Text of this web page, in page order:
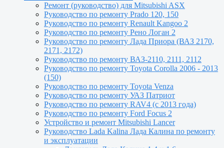
Ремонт (руководство) для Mitsubishi ASX
Руководство по ремонту Prado 120, 150
Руководство по ремонту Renault Kangoo 2
Руководство по ремонту Рено Логан 2
Руководство по ремонту Лада Приора (ВАЗ 2170,
2171, 2172)
Руководство по ремонту ВАЗ-2110, 2111, 2112
Руководство по ремонту Toyota Сorolla 2006 - 2013
(150)
Руководство по ремонту Toyota Venza
Руководство по ремонту УАЗ Патриот
Руководство по ремонту RAV4 (с 2013 года)
Руководство по ремонту Ford Focus 2
Устройство и ремонт Mitsubishi Lancer
Руководство Lada Kalina Лада Калина по ремонту
и эксплуатации